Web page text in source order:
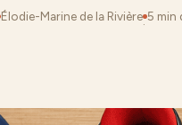
Élodie-Marine de la Rivière
·
5 min